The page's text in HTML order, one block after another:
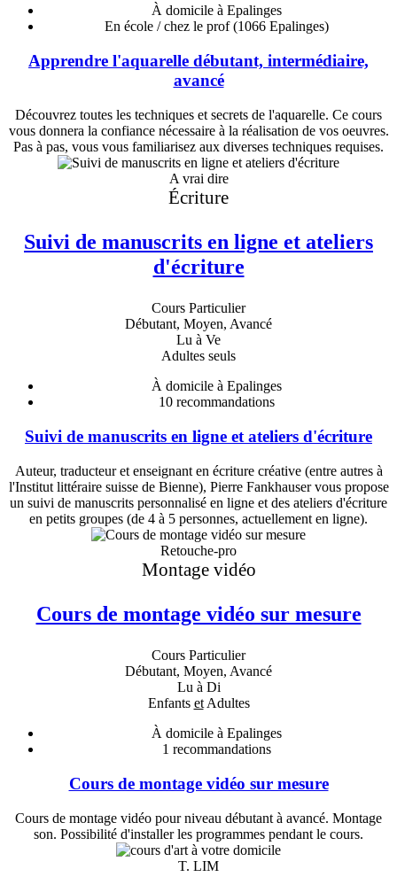
À domicile à Epalinges
En école / chez le prof(1066 Epalinges)
Apprendre l'aquarelle débutant, intermédiaire,
avancé
Découvrez toutes les techniques et secrets de l'aquarelle. Ce cours
vous donnera la confiance nécessaire à la réalisation de vos oeuvres.
Pas à pas, vous vous familiarisez aux diverses techniques requises.
A vrai dire
Écriture
Suivi de manuscrits en ligne et ateliers
d'écriture
Cours Particulier
Débutant, Moyen, Avancé
Lu à Ve
Adultes seuls
À domicile à Epalinges
10recommandations
Suivi de manuscrits en ligne et ateliers d'écriture
Auteur, traducteur et enseignant en écriture créative (entre autres à
l'Institut littéraire suisse de Bienne), Pierre Fankhauser vous propose
un suivi de manuscrits personnalisé en ligne et des ateliers d'écriture
en petits groupes (de 4 à 5 personnes, actuellement en ligne).
Retouche-pro
Montage vidéo
Cours de montage vidéo sur mesure
Cours Particulier
Débutant, Moyen, Avancé
Lu à Di
Enfants etAdultes
À domicile à Epalinges
1 recommandations
Cours de montage vidéo sur mesure
Cours de montage vidéo pour niveau débutant à avancé. Montage
son. Possibilité d'installer les programmes pendant le cours.
T. LIM